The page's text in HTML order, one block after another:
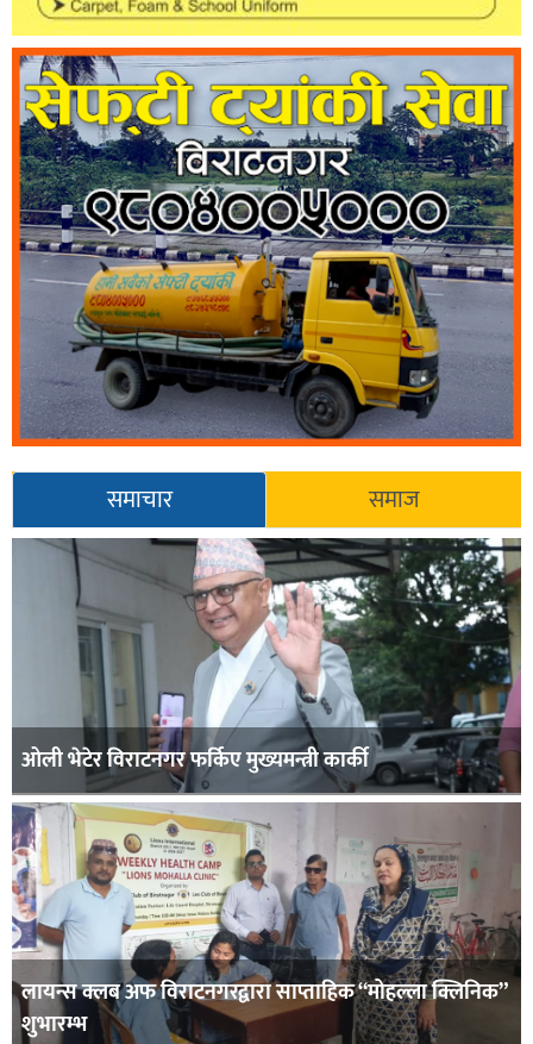
समाचार समाज
ओली भेटेर विराटनगर फर्किए मुख्यमन्त्री कार्की
लायन्स क्लब अफ विराटनगरद्वारा साप्ताहिक “मोहल्ला क्लिनिक”
शुभारम्भ